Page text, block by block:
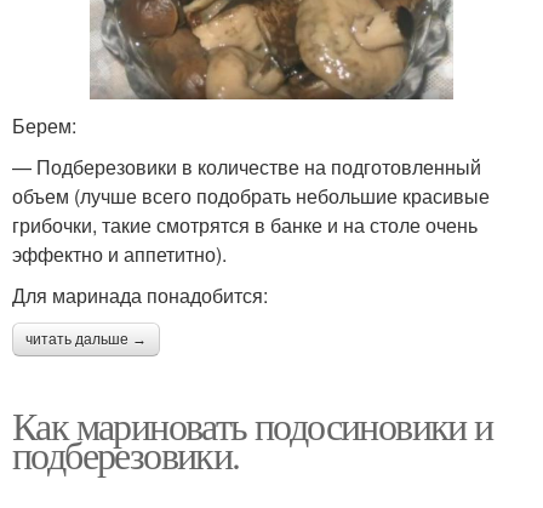
Берем:
— Подберезовики в количестве на подготовленный
объем (лучше всего подобрать небольшие красивые
грибочки, такие смотрятся в банке и на столе очень
эффектно и аппетитно).
Для маринада понадобится:
читать дальше →
Как мариновать подосиновики и
подберезовики.